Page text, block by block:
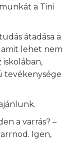
a Tini
átadása a
lehet nem
tevékenysége
a varrás? –
Igen,